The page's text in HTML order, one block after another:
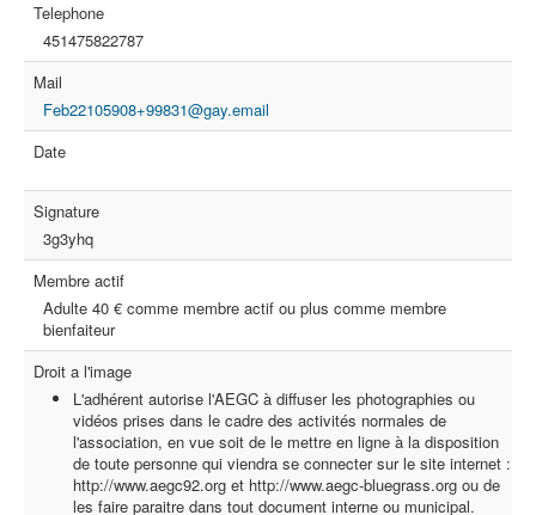
Telephone
451475822787
Mail
Feb22105908+99831@gay.email
Date
Signature
3g3yhq
Membre actif
Adulte 40 € comme membre actif ou plus comme membre
bienfaiteur
Droit a l'image
L'adhérent autorise l'AEGC à diffuser les photographies ou
vidéos prises dans le cadre des activités normales de
l'association, en vue soit de le mettre en ligne à la disposition
de toute personne qui viendra se connecter sur le site internet :
http://www.aegc92.org et http://www.aegc-bluegrass.org ou de
les faire paraitre dans tout document interne ou municipal.